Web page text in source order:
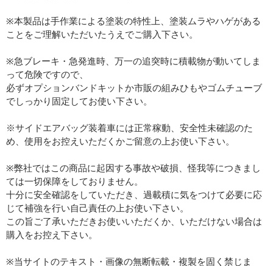
※本製品は手作業による塗装の特性上、塗装ムラやハゲがある
ことをご理解いただいたうえでご購入下さい。
※急ブレーキ・急発進時、万一の追突時に積載物が動いてしま
って危険ですので、
必ずオプションバンドキットか市販の組みひもやゴムチューブ
でしっかり固定してお使い下さい。
※サイドエアバッグ装着車には正常稼動、安全性未確認のた
め、使用をお控えいただくかご留意の上お使い下さい。
※弊社ではこの商品に起因する事故や破損、怪我等につきまし
ては一切保障をしておりません。
十分に安全確認をしていただき、過載積に気をつけて必要に応
じて補強を行い自己責任の上お使い下さい。
この旨ご了承いただきお使いいただくか、いただけない場合は
購入をお控え下さい。
※当サイトのテキスト・画像の無断転載・複製を固く禁じま